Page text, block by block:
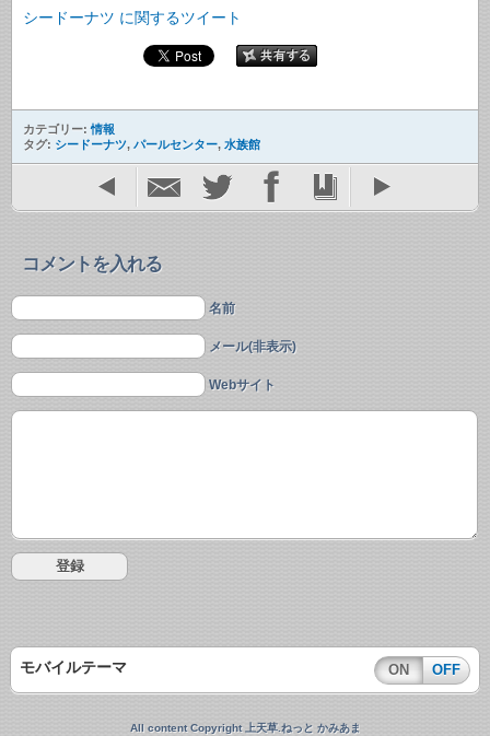
シードーナツ に関するツイート
カテゴリー:情報
タグ: シードーナツ, パールセンター, 水族館
コメントを入れる
名前
メール(非表示)
Webサイト
モバイルテーマ ON OFF
All content Copyright 上天草.ねっと かみあま